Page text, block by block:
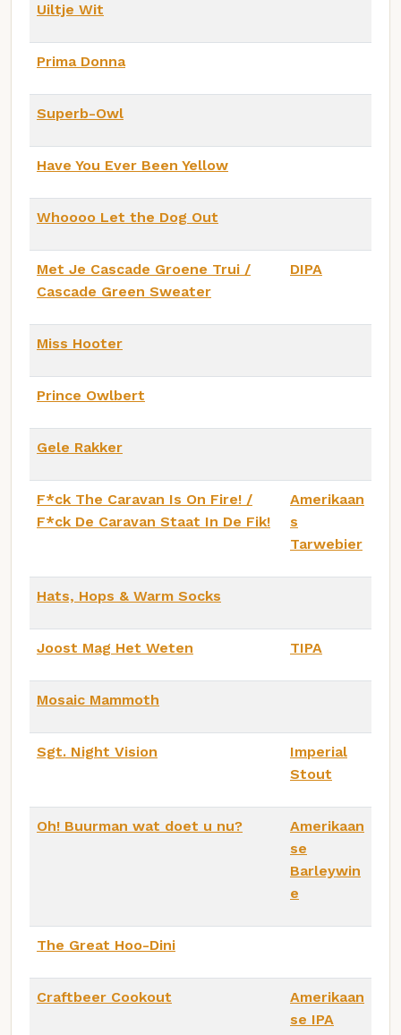
Uiltje Wit
Prima Donna
Superb-Owl
Have You Ever Been Yellow
Whoooo Let the Dog Out
Met Je Cascade Groene Trui /
Cascade Green Sweater
DIPA
Miss Hooter
Prince Owlbert
Gele Rakker
F*ck The Caravan Is On Fire! /
F*ck De Caravan Staat In De Fik!
Amerikaan
s
Tarwebier
Hats, Hops & Warm Socks
Joost Mag Het Weten TIPA
Mosaic Mammoth
Sgt. Night Vision
Imperial
Stout
Oh! Buurman wat doet u nu?
Amerikaan
se
Barleywin
e
The Great Hoo-Dini
Craftbeer Cookout
Amerikaan
se IPA